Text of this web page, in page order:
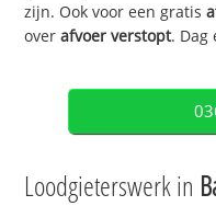
zijn. Ook voor een gratis
overafvoer verstopt. Dag
Loodgieterswerk in